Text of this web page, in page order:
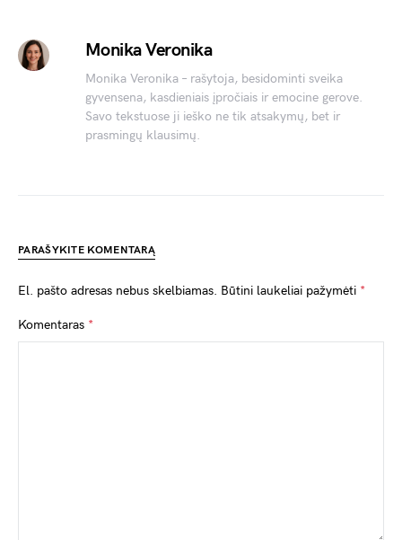
Monika Veronika
Monika Veronika – rašytoja, besidominti sveika
gyvensena, kasdieniais įpročiais ir emocine gerove.
Savo tekstuose ji ieško ne tik atsakymų, bet ir
prasmingų klausimų.
PARAŠYKITE KOMENTARĄ
El. pašto adresas nebus skelbiamas. Būtini laukeliai pažymėti *
Komentaras *